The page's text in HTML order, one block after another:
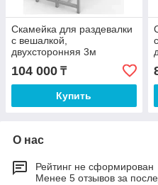
Скамейка для раздевалки
с вешалкой,
двухсторонняя 3м
104 000 ₸
Купить
О нас
Рейтинг не сформирован
Менее 5 отзывов за